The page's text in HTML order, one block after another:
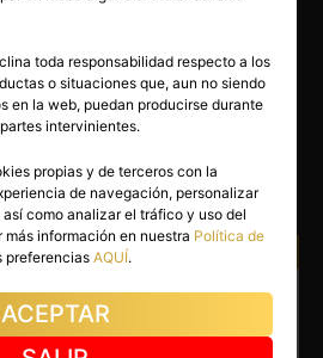
27 años
(Toledo)
(9)
a: Hombres
Acabo de
a Torrijos.
toda responsabilidad respecto a los
o situaciones que, aun no siendo
en la web, puedan producirse durante
intervinientes.
propias y de terceros con la
de navegación, personalizar
como analizar el tráfico y uso del
información en nuestra Política de
preferenciasAQUÍ.
ACEPTAR